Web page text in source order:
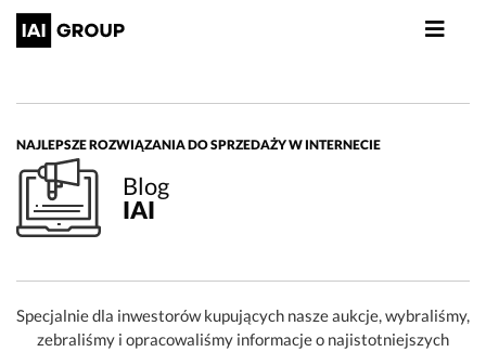
NAJLEPSZE ROZWIĄZANIA DO SPRZEDAŻY W INTERNECIE
Blog
IAI
Specjalnie dla inwestorów kupujących nasze aukcje, wybraliśmy,
zebraliśmy i opracowaliśmy informacje o najistotniejszych